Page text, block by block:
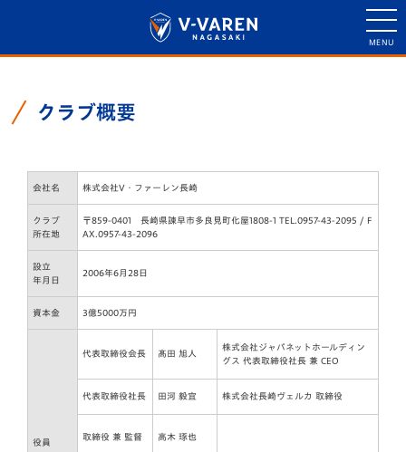
クラブ概要
会社名 株式会社V・ファーレン長崎
クラブ
所在地
〒859-0401 長崎県諫早市多良見町化屋1808-1 TEL.0957-43-2095 / F
AX.0957-43-2096
設立
年月日
2006年6月28日
資本金 3億5000万円
役員
代表取締役会長 髙田 旭人
株式会社ジャパネットホールディン
グス 代表取締役社長 兼 CEO
代表取締役社長 田河 毅宜 株式会社長崎ヴェルカ 取締役
取締役 兼 監督 高木 琢也